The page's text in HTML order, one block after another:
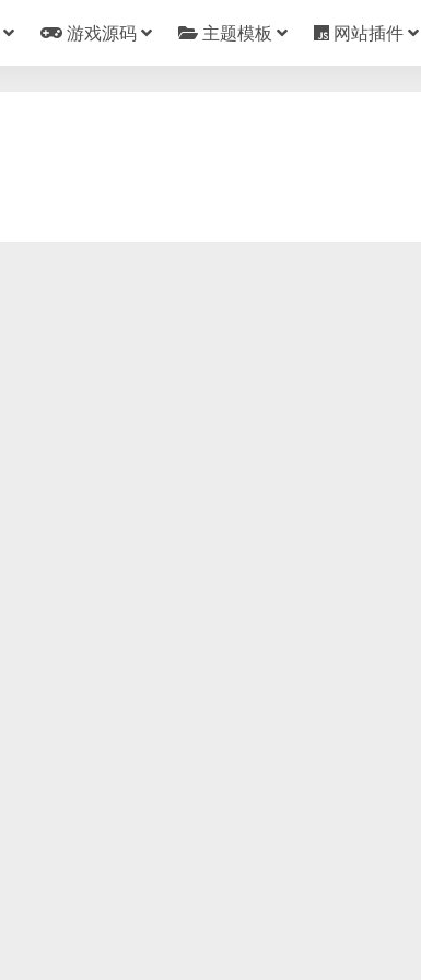
游戏源码 主题模板 网站插件